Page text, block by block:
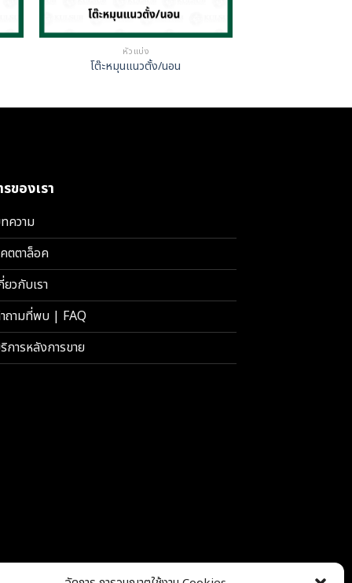
หัวแบ่ง
โต๊ะหมุนแนวตั้ง/นอน
ของเรา
ความ
ตตาล็อค
ยวกับเรา
ถามที่พบ | FAQ
การหลังการขาย